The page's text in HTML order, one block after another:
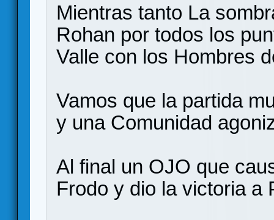
Mientras tanto La
Rohan por todos los
Valle con los Hombres
Vamos que la partida
y una Comunidad
Al final un OJO que
Frodo y dio la victoria a